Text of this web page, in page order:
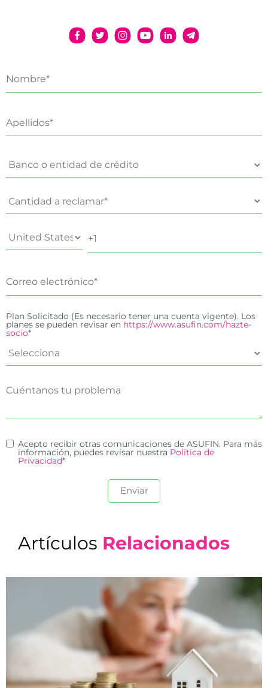
Plan Solicitado (Es necesario tener una cuenta vigente). Los
planes se pueden revisar en https://www.asufin.com/hazte-
socio*
Acepto recibir otras comunicaciones de ASUFIN. Para más
información, puedes revisar nuestra Política de
Privacidad*
Artículos Relacionados